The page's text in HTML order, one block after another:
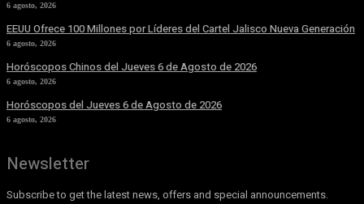
6 agosto, 2026
EEUU Ofrece 100 Millones por Líderes del Cartel Jalisco Nueva Generación
6 agosto, 2026
Horóscopos Chinos del Jueves 6 de Agosto de 2026
6 agosto, 2026
Horóscopos del Jueves 6 de Agosto de 2026
6 agosto, 2026
Newsletter
Subscribe to get the latest news, offers and special announcements.